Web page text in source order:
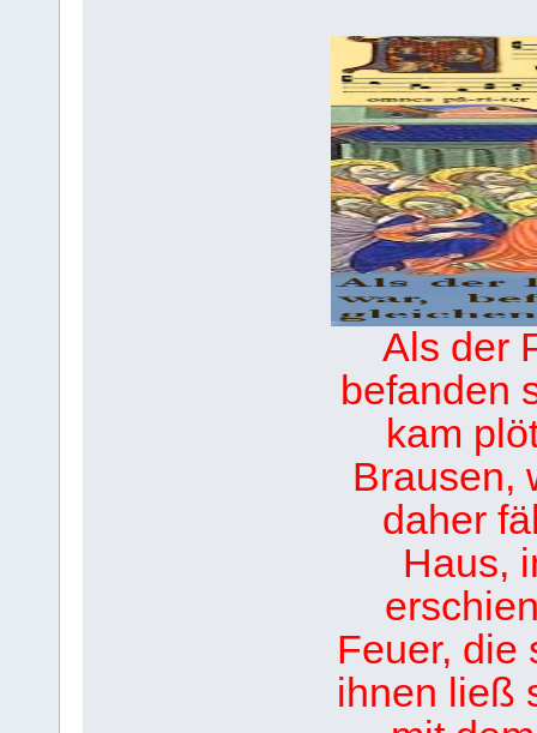
Als der
befanden
kam
Brausen,
daher
Haus,
Feuer, die
ihnen ließ